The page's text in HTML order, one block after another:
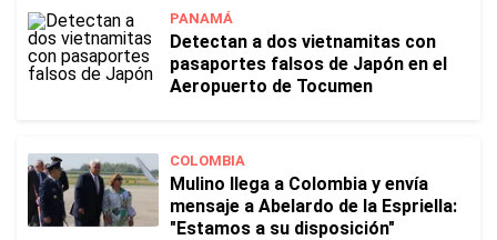
PANAMÁ
Detectan a dos vietnamitas con
pasaportes falsos de Japón en el
Aeropuerto de Tocumen
COLOMBIA
Mulino llega a Colombia y envía
mensaje a Abelardo de la Espriella:
"Estamos a su disposición"